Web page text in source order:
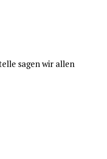
sagen wir allen